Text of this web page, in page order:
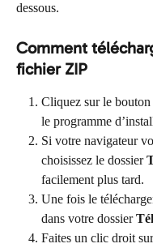
dessous.
Comment
fichier ZIP
Cliquez sur le bouton
le programme
Si votre navigateur
choisissez le dossier
facilement plus tard.
Une fois le
dans votre dossier
Faites un clic droit